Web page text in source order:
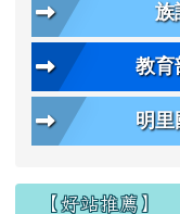
族
教育
明里
【好站推薦】